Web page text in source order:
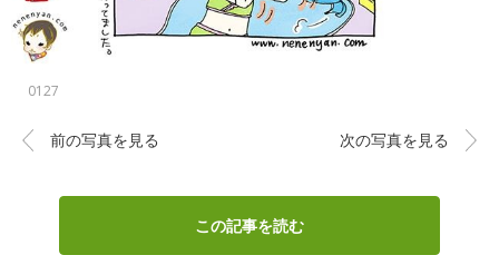
0127
前の写真を見る 次の写真を見る
この記事を読む